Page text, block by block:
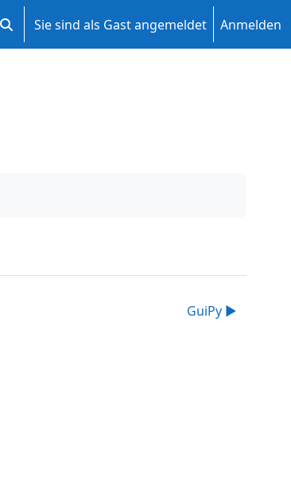
Sucheingabe umschalten
Sie sind als Gast angemeldet Anmelden
GuiPy ▶︎